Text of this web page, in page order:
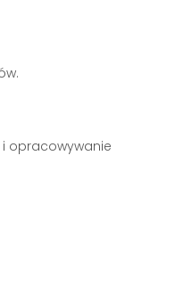
opracowywanie